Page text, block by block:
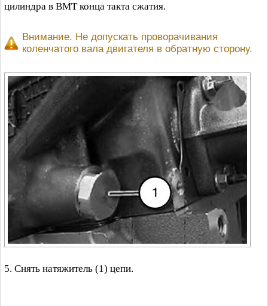
цилиндра в ВМТ конца такта сжатия.
Внимание. Не допускать проворачивания
коленчатого вала двигателя в обратную сторону.
5. Снять натяжитель (1) цепи.